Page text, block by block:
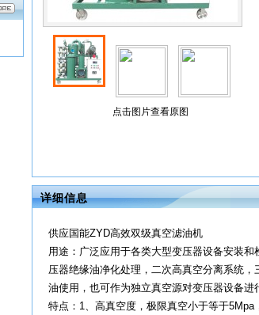
点击图片查看原图
详细信息
供应国能ZYD高效双级真空滤油机
用途：广泛应用于各类大型变压器设备安装
压器绝缘油净化处理，二次高真空分离系统
油使用，也可作为独立真空源对变压器设备进
特点：1、高真空度，极限真空小于等于5Mpa